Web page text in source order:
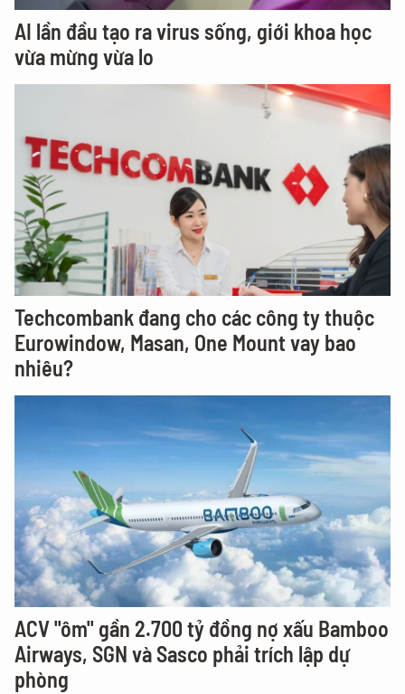
AI lần đầu tạo ra virus sống, giới khoa học
vừa mừng vừa lo
Techcombank đang cho các công ty thuộc
Eurowindow, Masan, One Mount vay bao
nhiêu?
ACV "ôm" gần 2.700 tỷ đồng nợ xấu Bamboo
Airways, SGN và Sasco phải trích lập dự
phòng